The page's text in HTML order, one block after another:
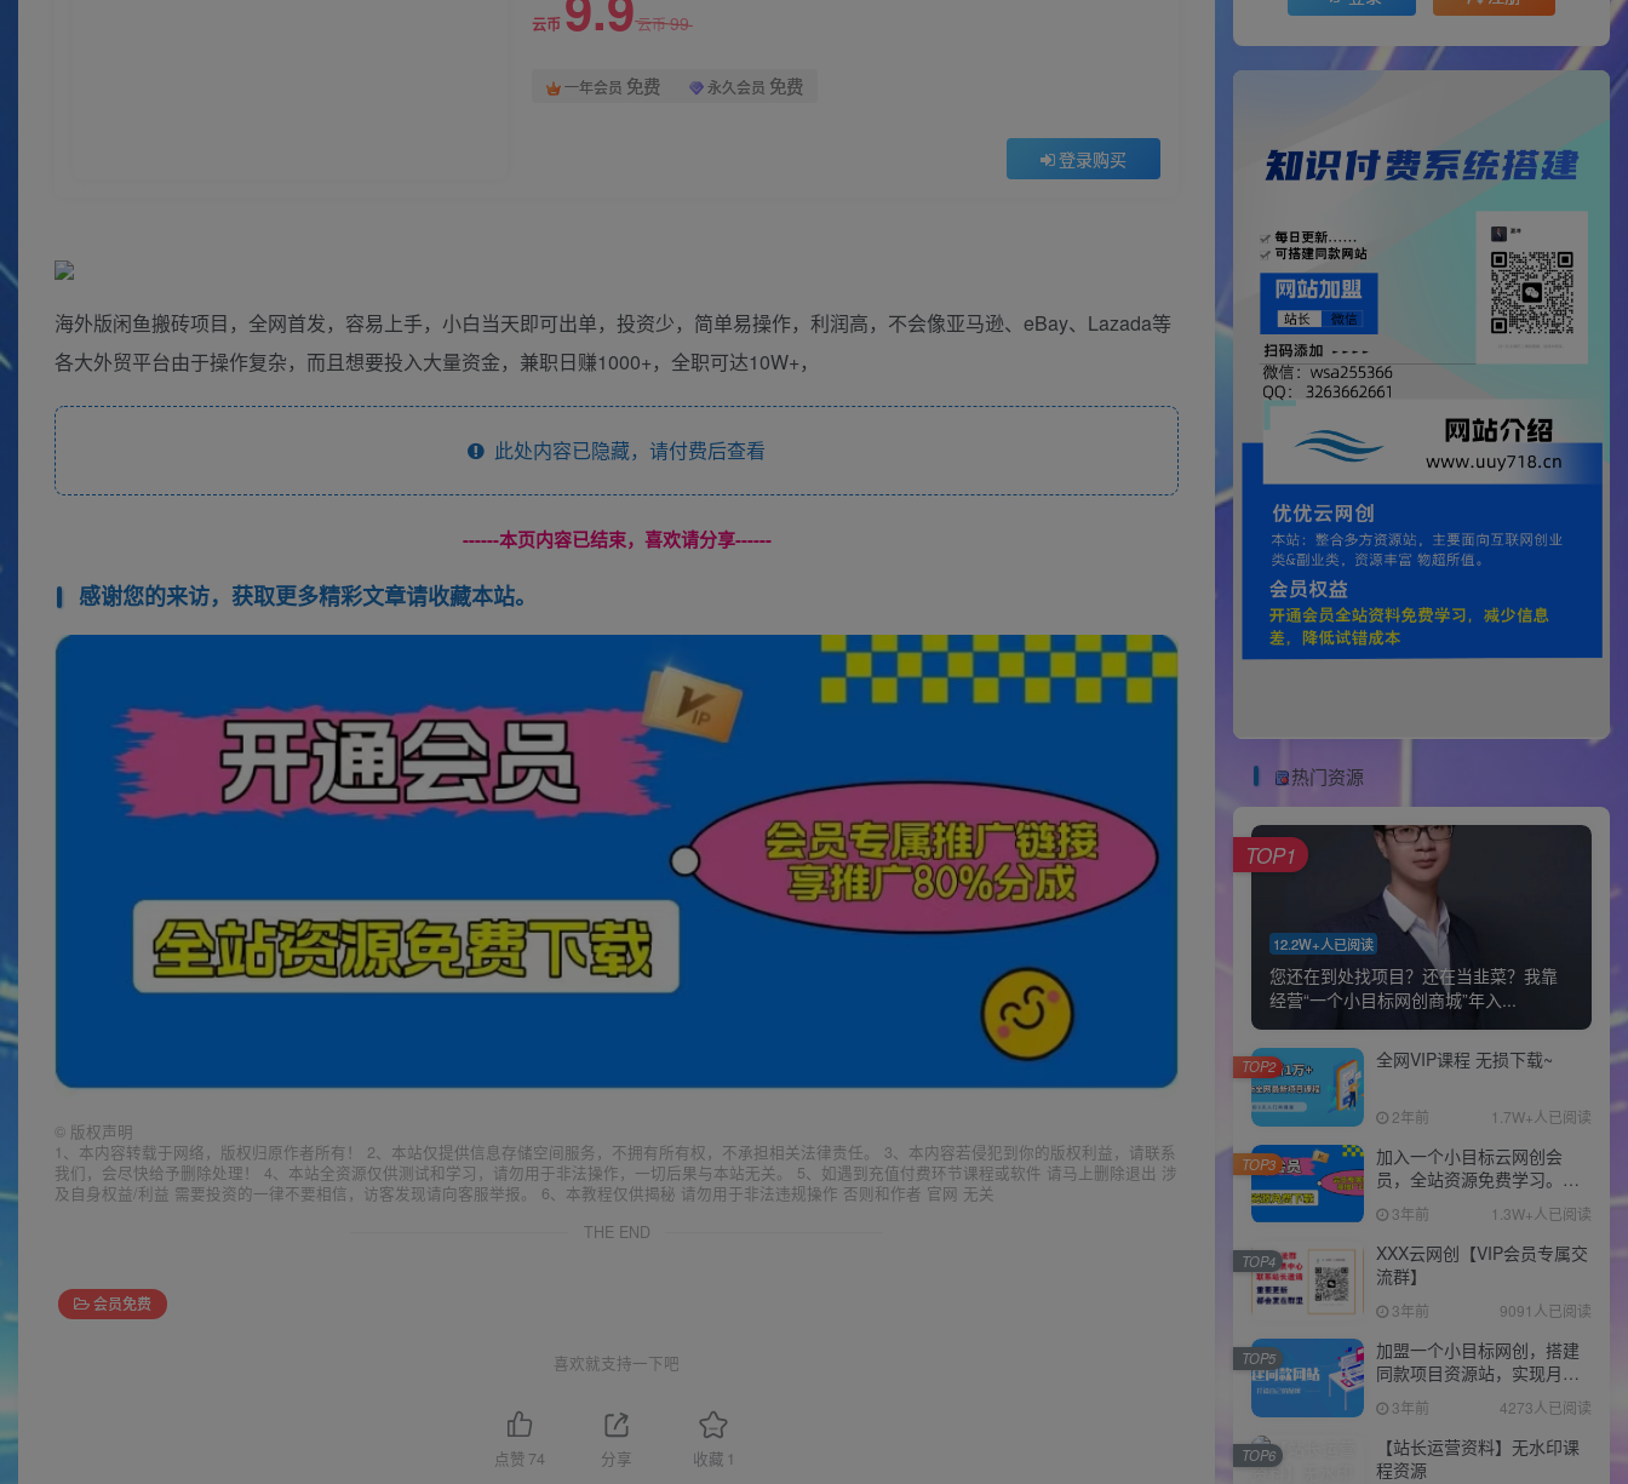
云币 云币99
一年会员 免费 永久会员 免费
登录购买
海外版闲鱼搬砖项目，全网首发，容易上手，小白当天即可出单，投资少，简单易操作，利润高，不会像亚马逊、eBay、Lazada等
各大外贸平台由于操作复杂，而且想要投入大量资金，兼职日赚1000+，全职可达10W+，
此处内容已隐藏，请付费后查看
------本页内容已结束，喜欢请分享------
感谢您的来访，获取更多精彩文章请收藏本站。
© 版权声明
1、本内容转载于网络，版权归原作者所有！ 2、本站仅提供信息存储空间服务，不拥有所有权，不承担相关法律责任。 3、本内容若侵犯到你的版权利益，请联系
我们，会尽快给予删除处理！ 4、本站全资源仅供测试和学习，请勿用于非法操作，一切后果与本站无关。 5、如遇到充值付费环节课程或软件 请马上删除退出 涉
及自身权益/利益 需要投资的一律不要相信，访客发现请向客服举报。 6、本教程仅供揭秘 请勿用于非法违规操作 否则和作者 官网 无关
THE END
会员免费
喜欢就支持一下吧
点赞 74 分享 收藏 1
热门资源
12.2W+人已阅读
您还在到处找项目？还在当韭菜？我靠
经营“一个小目标网创商城”年入...
TOP1
全网VIP课程 无损下载~
2年前 1.7W+人已阅读
TOP2
加入一个小目标云网创会
员，全站资源免费学习。更
可享受推广高达80%分佣！
3年前 1.3W+人已阅读
TOP3
XXX云网创【VIP会员专属交
流群】
3年前 9091人已阅读
TOP4
加盟一个小目标网创，搭建
同款项目资源站，实现月入
10w+！！
3年前 4273人已阅读
TOP5
【站长运营资料】无水印课
程资源
TOP6